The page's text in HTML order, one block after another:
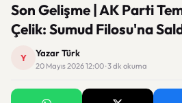
Son Gelişme | AK Parti
Çelik: Sumud Filosu'na
Y Yazar Türk
20 Mayıs 2026 12:00 · 3 dk okuma